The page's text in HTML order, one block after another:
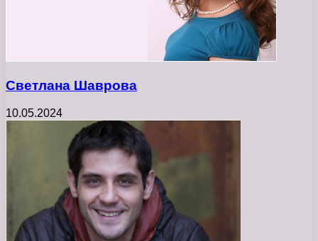
Светлана Шаврова
10.05.2024